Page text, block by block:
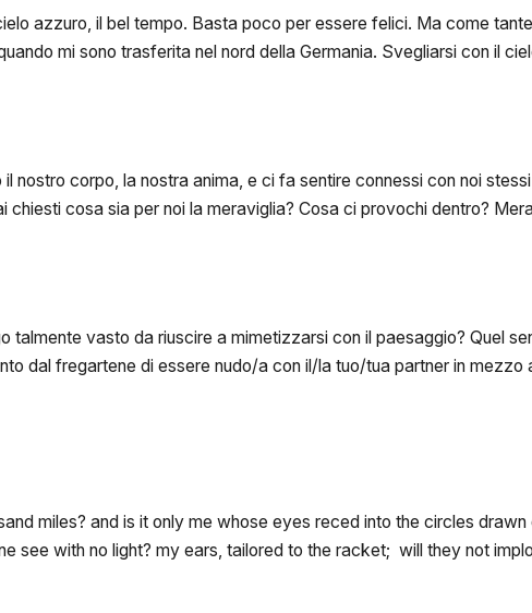
azzuro, il bel tempo. Basta poco per essere felici. Ma come
mi sono trasferita nel nord della Germania. Svegliarsi con il
nostro corpo, la nostra anima, e ci fa sentire connessi con noi
cosa sia per noi la meraviglia? Cosa ci provochi dentro?
talmente vasto da riuscire a mimetizzarsi con il paesaggio? Quel
dal fregartene di essere nudo/a con il/la tuo/tua partner in mezzo
miles? and is it only me whose eyes reced into the circles
see with no light? my ears, tailored to the racket; will they not